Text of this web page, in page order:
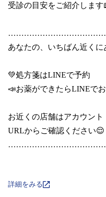
受診の目安をご紹介します
あなたの、いちばん近く
💚処方箋はLINEで予約
📣お薬ができたらLINEで
お近くの店舗はアカウント
URLからご確認ください😌
詳細をみる